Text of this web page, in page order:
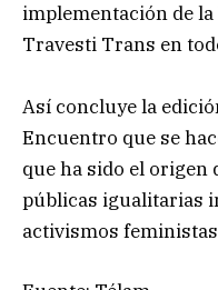
implementación de
Travesti Trans en
Así concluye la
Encuentro que se
que ha sido el origen
públicas igualitarias
activismos